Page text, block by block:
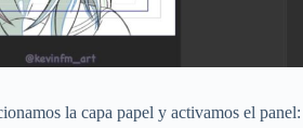
la capa papel y activamos el panel: